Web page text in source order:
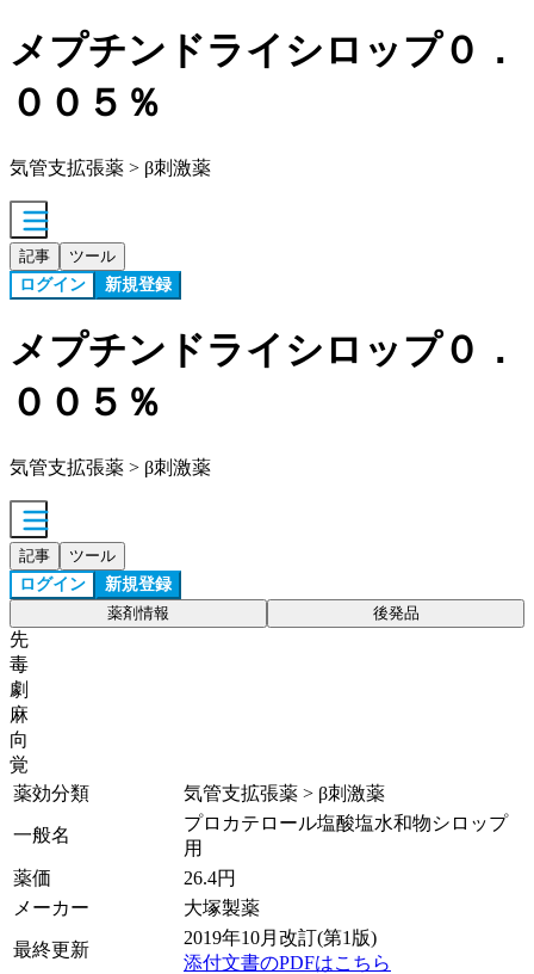
メプチンドライシロップ０．
００５％
気管支拡張薬 > β刺激薬
記事 ツール
ログイン 新規登録
メプチンドライシロップ０．
００５％
気管支拡張薬 > β刺激薬
記事 ツール
ログイン 新規登録
薬剤情報 後発品
先
毒
劇
麻
向
覚
薬効分類
気管支拡張薬 > β刺激薬
一般名
プロカテロール塩酸塩水和物シロップ
用
薬価
26.4円
メーカー
大塚製薬
最終更新
2019年10月改訂(第1版)
添付文書のPDFはこちら